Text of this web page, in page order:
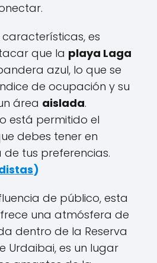
es
que la playa Laga
azul, lo que se
de ocupación y su
área aislada.
está permitido el
debes tener en
de tus preferencias.
)
de público, esta
una atmósfera de
dentro de la Reserva
Urdaibai, es un lugar